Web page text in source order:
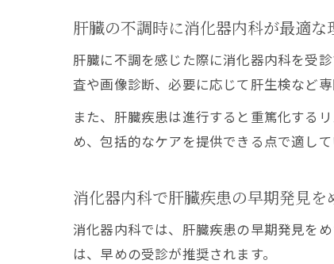
肝臓の不調時に消化器内科が最適な
肝臓に不調を感じた際に消化器内科を受
査や画像診断、必要に応じて肝生検など
また、肝臓疾患は進行すると重篤化する
め、包括的なケアを提供できる点で適して
消化器内科で肝臓疾患の早期発見を
消化器内科では、肝臓疾患の早期発見を
は、早めの受診が推奨されます。